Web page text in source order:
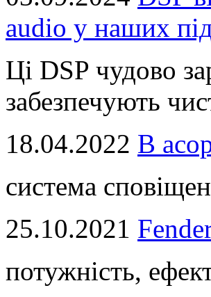
audio у наших
Ці DSP чудово
забезпечують
18.04.2022 В
система
25.10.2021
потужність,